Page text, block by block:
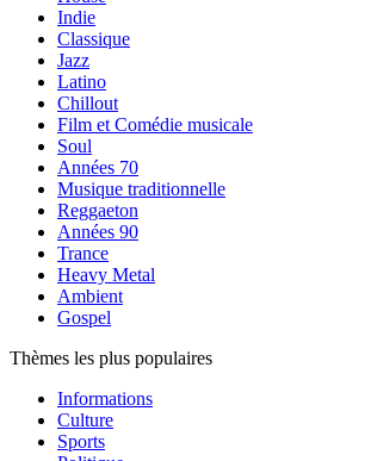
Indie
Classique
Jazz
Latino
Chillout
Film et Comédie musicale
Soul
Années 70
Musique traditionnelle
Reggaeton
Années 90
Trance
Heavy Metal
Ambient
Gospel
Thèmes les plus populaires
Informations
Culture
Sports